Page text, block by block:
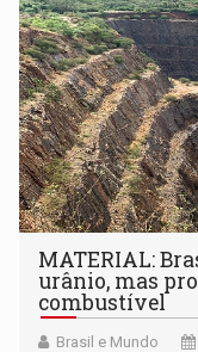
MATERIAL:
urânio, mas
combustível
Brasil e Mundo